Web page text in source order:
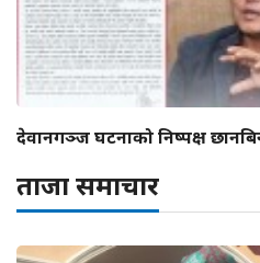
देवानगञ्ज घटनाको निष्पक्ष
ताजा समाचार